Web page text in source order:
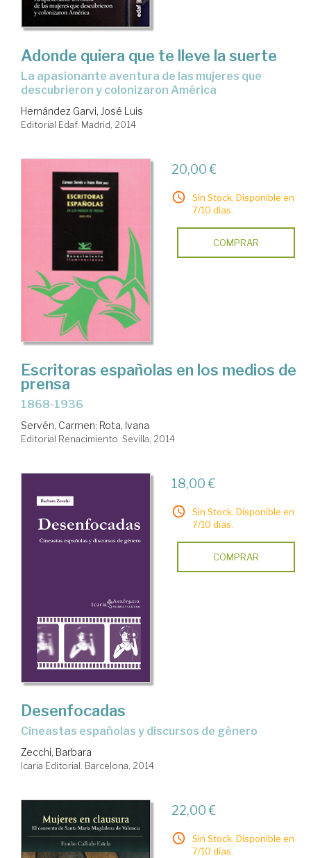
Adonde quiera que te lleve la suerte
la apasionante aventura de las mujeres que
descubrieron y colonizaron América
Hernández Garvi, José Luis
Editorial Edaf. Madrid, 2014
20,00 €
Sin Stock. Disponible en
7/10 días.
COMPRAR
Escritoras españolas en los medios de
prensa
1868-1936
Servén, Carmen; Rota, Ivana
Editorial Renacimiento. Sevilla, 2014
18,00 €
Sin Stock. Disponible en
7/10 días.
COMPRAR
Desenfocadas
cineastas españolas y discursos de género
Zecchi, Barbara
Icaria Editorial. Barcelona, 2014
22,00 €
Sin Stock. Disponible en
7/10 días.